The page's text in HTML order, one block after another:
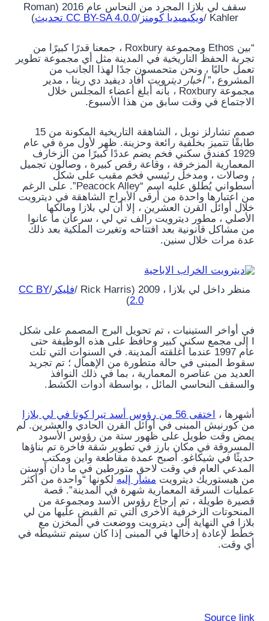
سقف لي بلازا المجرد من النحاس عام 2016 (Roman
Kahler /
ويكيميديا ​​كومنز/CC BY-SA 4.0.0 تحديث )
“بين Ethos ومجموعة Roxbury ، جمعنا قدرًا كبيرًا من
تجربة الحفظ التاريخية في المدينة مثل أي مجموعة تطوير
تعمل حاليًا ، ونحن متحمسون جدًا لهذا الجانب من
المشروع ،”أخبار ديترويت أفاد ديفيد دي ريتا ، مدير
مجموعة Roxbury ، بأنه أبلغ أعضاء المجلس خلال
الاجتماع في وقت سابق من هذا الأسبوع.
صمم تشارلز نوبل ، الشاهقة التاريخية المكونة من 15
طابقًا تتميز بخلفية رائعة وحزينة. ظهر لأول مرة في عام
1929 كفندق سكني فخم يضم عددًا كبيرًا من الزخارف
المعمارية المزخرفة ، وقاعة رقص كبيرة ، وصالون تجميل
، وصالات ، ومدخل رئيسي فخم مقبب على شكل
أسطواني يُطلق عليه اسم “Peacock Alley”. على الرغم
من اعتبارها واحدة من أرقى الأبراج الشاهقة في ديترويت
خلال أوائل القرن العشرين ، إلا أن لي بلازا ومالكها
الأصلي ، مطور ديترويت رالف تي لي ، سرعان ما عانوا
من مشاكل قانونية بعد افتتاحه وتغيرت الملكية بعد ذلك
عدة مرات خلال سنين.
منظر داخل لي بلازا ، 2009 (Rick Harris / فليكر /
CC BY
2.0
)
في أواخر الستينيات ، تم تحويل البرج المصمم على شكل
I إلى مجمع سكني كبير وحافظ على هذه الوظيفة حتى
عام 1997 عندما أغلقته المدينة. في السنوات التي تلت
سقوط المبنى في حالة متطورة من الإهمال ؛ تم تجريد
العديد من عناصره المعمارية ، بما في ذلك النوافذ
والسقف النحاسي المائل ، بواسطة أدوات الكشط.
أشهرها ،
اختفى 56 من رؤوس أسد تيرا كوتا في لي بلازا
من كورنيش المبنى في أوائل القرن الحادي والعشرين. لم
يمض وقت طويل على ظهور ستة من رؤوس الأسود
المسروقة في مكان بارز في تطوير شقة فاخرة تم بناؤها
حديثًا في شيكاغو. أصبح عمدة مقاطعة واين ومكتب
المدعي العام في وقت لاحق متورطين في ما دان أوستن
من هيستوريك ديترويت مشار إليه لكونها “واحدة من أكثر
عمليات السرقة المعمارية شهرة في المدينة”. قصة
قصيرة طويلة ، تم إرجاع رؤوس الأسد ومجموعة من
المنحوتات الزخرفية الأخرى التي تم القبض عليها من لي
بلازا في النهاية إلى ديترويت ووضعت في المخزن مع
خطط لإعادة إدخالها في المبنى إذا كان سيتم تنشيطه في
أي وقت.
Source link